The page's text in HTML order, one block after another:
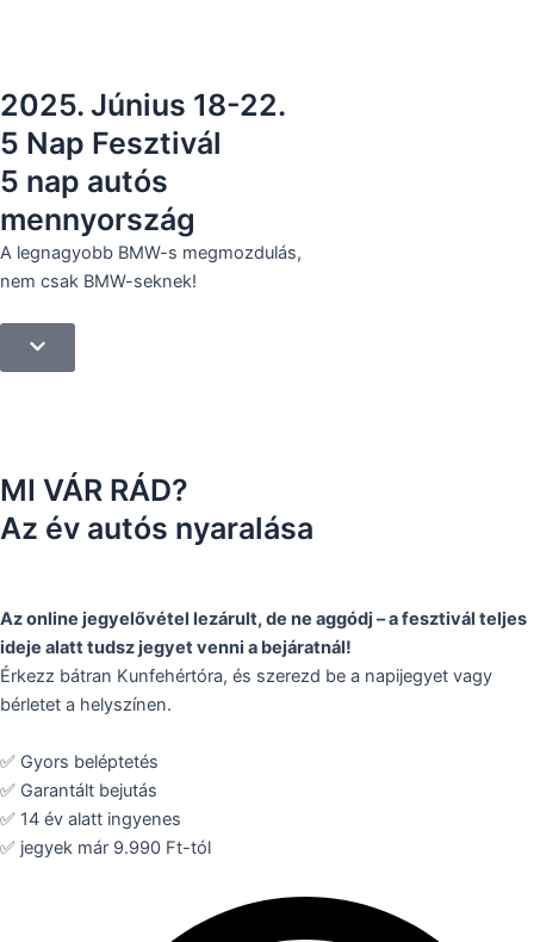
2025. Június 18-22.
5 Nap Fesztivál
5 nap autós
mennyország
A legnagyobb BMW-s megmozdulás,
nem csak BMW-seknek!
MI VÁR RÁD?
Az év autós nyaralása
Az online jegyelővétel lezárult, de ne aggódj – a fesztivál teljes
ideje alatt tudsz jegyet venni a bejáratnál!
Érkezz bátran Kunfehértóra, és szerezd be a napijegyet vagy
bérletet a helyszínen.
✅ Gyors beléptetés
✅ Garantált bejutás
✅ 14 év alatt ingyenes
✅ jegyek már 9.990 Ft-tól